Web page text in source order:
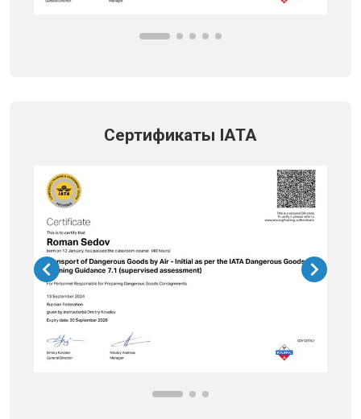
Сертификаты IATA